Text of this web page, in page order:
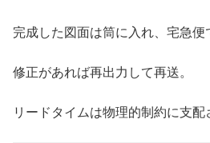
完成した図面は筒に入れ、宅急便
修正があれば再出力して再送。
リードタイムは物理的制約に支配